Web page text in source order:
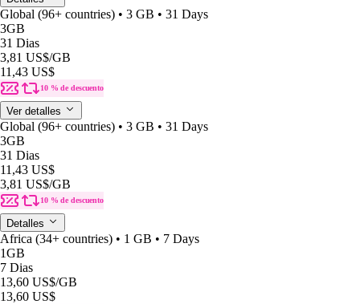
Global (96+ countries) • 3 GB • 31 Days
3GB
31 Dias
3,81 US$/GB
11,43 US$
10 % de descuento
Ver detalles
Global (96+ countries) • 3 GB • 31 Days
3GB
31 Dias
11,43 US$
3,81 US$/GB
10 % de descuento
Detalles
Africa (34+ countries) • 1 GB • 7 Days
1GB
7 Dias
13,60 US$/GB
13,60 US$